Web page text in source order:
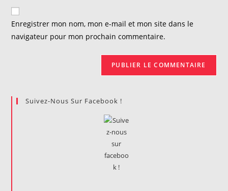
comment
de
votre
(facultatif)
Enregistrer mon nom, mon e-mail et mon site dans le
navigateur pour mon prochain commentaire.
Suivez-Nous Sur Facebook !